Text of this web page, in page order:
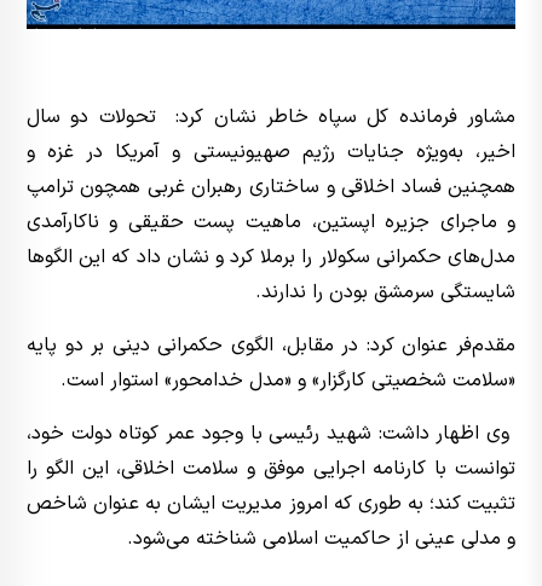
مشاور فرمانده کل سپاه خاطر نشان کرد: تحولات دو سال
اخیر، به‌ویژه جنایات رژیم صهیونیستی و آمریکا در غزه و
همچنین فساد اخلاقی و ساختاری رهبران غربی همچون ترامپ
و ماجرای جزیره اپستین، ماهیت پست حقیقی و ناکارآمدی
مدل‌های حکمرانی سکولار را برملا کرد و نشان داد که این الگوها
شایستگی سرمشق بودن را ندارند.
مقدم‌فر عنوان کرد: در مقابل، الگوی حکمرانی دینی بر دو پایه
«سلامت شخصیتی کارگزار» و «مدل خدامحور» استوار است.
وی اظهار داشت: شهید رئیسی با وجود عمر کوتاه دولت خود،
توانست با کارنامه اجرایی موفق و سلامت اخلاقی، این الگو را
تثبیت کند؛ به طوری که امروز مدیریت ایشان به عنوان شاخص
و مدلی عینی از حاکمیت اسلامی شناخته می‌شود.